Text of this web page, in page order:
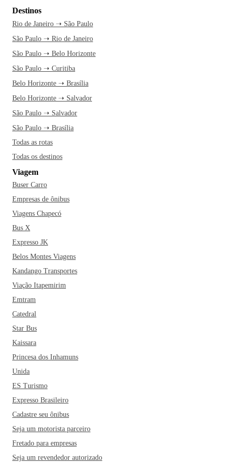
Destinos
Rio de Janeiro ➝ São Paulo
São Paulo ➝ Rio de Janeiro
São Paulo ➝ Belo Horizonte
São Paulo ➝ Curitiba
Belo Horizonte ➝ Brasília
Belo Horizonte ➝ Salvador
São Paulo ➝ Salvador
São Paulo ➝ Brasília
Todas as rotas
Todas os destinos
Viagem
Buser Carro
Empresas de ônibus
Viagens Chapecó
Bus X
Expresso JK
Belos Montes Viagens
Kandango Transportes
Viação Itapemirim
Emtram
Catedral
Star Bus
Kaissara
Princesa dos Inhamuns
Unida
ES Turismo
Expresso Brasileiro
Cadastre seu ônibus
Seja um motorista parceiro
Fretado para empresas
Seja um revendedor autorizado